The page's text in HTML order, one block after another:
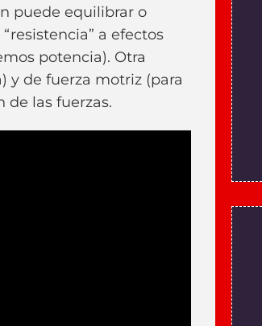
puede equilibrar o
a efectos
potencia). Otra
y de fuerza motriz (para
de las fuerzas.